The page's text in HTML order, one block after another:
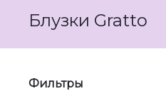
Блузки Gratto
Фильтры